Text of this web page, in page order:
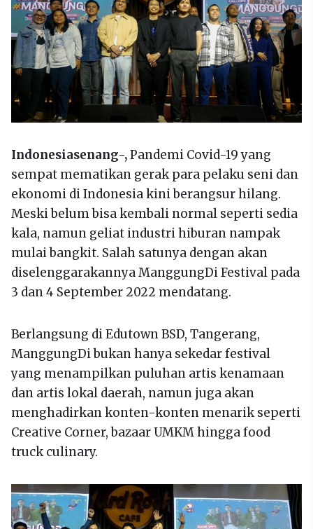
Indonesiasenang-,Pandemi Covid-19 yang
sempat mematikan gerak para pelaku seni dan
ekonomi di Indonesia kini berangsur hilang.
Meski belum bisa kembali normal seperti sedia
kala, namun geliat industri hiburan nampak
mulai bangkit. Salah satunya dengan akan
diselenggarakannya ManggungDi Festival pada
3 dan 4 September 2022 mendatang.
Berlangsung di Edutown BSD, Tangerang,
ManggungDi bukan hanya sekedar festival
yang menampilkan puluhan artis kenamaan
dan artis lokal daerah, namun juga akan
menghadirkan konten-konten menarik seperti
Creative Corner, bazaar UMKM hingga food
truck culinary.